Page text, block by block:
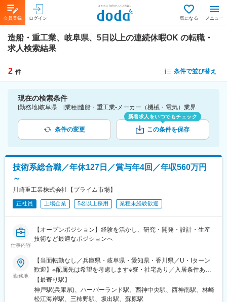
会員登録 ログイン 気になる メニュー
造船・重工業、岐阜県、5日以上の連続休暇OK の転職・
求人検索結果
2 件 条件で並び替え
現在の検索条件
[勤務地]岐阜県 [業種]造船・重工業-メーカー（機械・電気）業界 [詳細条件](休日・働き方)5日以上の連続休暇OK
条件の変更
新着求人をいつでもチェック
この条件を保存
技術系総合職／年休127日／賞与年4回／年収560万円
～
川崎重工業株式会社【プライム市場】
正社員 上場企業 5名以上採用 業種未経験歓迎
仕事内容
【オープンポジション】経験を活かし、研究・開発・設計・生産
技術など最適なポジションへ
勤務地
【当面転勤なし／兵庫県・岐阜県・愛知県・香川県／U・Iターン
歓迎】※配属先は希望を考慮します※寮・社宅あり／入居条件あり
※車通勤可／会社規定による▼兵庫県・神戸本社／神戸市中央区東
川崎町1-1-3（神戸クリスタルタワー）・神戸工場／神戸市中央区
東川崎町3-1-1・西神工場／神戸市西区高塚台2-8-1・西神戸工場
【最寄り駅】
神戸駅(兵庫県)、ハーバーランド駅、西神中央駅、西神南駅、林崎
松江海岸駅、三柿野駅、坂出駅、蘇原駅